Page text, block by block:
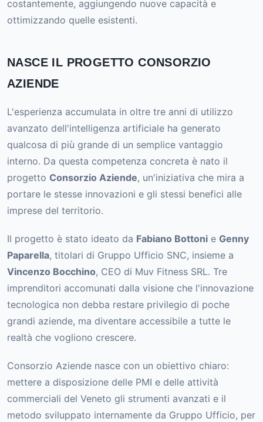
costantemente, aggiungendo nuove capacità e
ottimizzando quelle esistenti.
NASCE IL PROGETTO CONSORZIO
AZIENDE
L'esperienza accumulata in oltre tre anni di utilizzo
avanzato dell'intelligenza artificiale ha generato
qualcosa di più grande di un semplice vantaggio
interno. Da questa competenza concreta è nato il
progetto Consorzio Aziende, un'iniziativa che mira a
portare le stesse innovazioni e gli stessi benefici alle
imprese del territorio.
Il progetto è stato ideato da Fabiano Bottoni e Genny
Paparella, titolari di Gruppo Ufficio SNC, insieme a
Vincenzo Bocchino, CEO di Muv Fitness SRL. Tre
imprenditori accomunati dalla visione che l'innovazione
tecnologica non debba restare privilegio di poche
grandi aziende, ma diventare accessibile a tutte le
realtà che vogliono crescere.
Consorzio Aziende nasce con un obiettivo chiaro:
mettere a disposizione delle PMI e delle attività
commerciali del Veneto gli strumenti avanzati e il
metodo sviluppato internamente da Gruppo Ufficio, per